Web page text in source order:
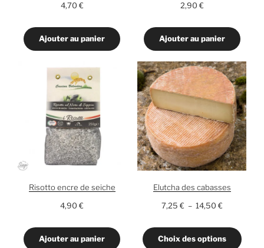
4,70 €
Ajouter au panier
2,90 €
Ajouter au panier
Risotto encre de seiche
4,90€
Ajouter au panier
Elutcha des cabasses
7,25 € – 14,50 €Plage
prix :
7,25 €
Choix des options